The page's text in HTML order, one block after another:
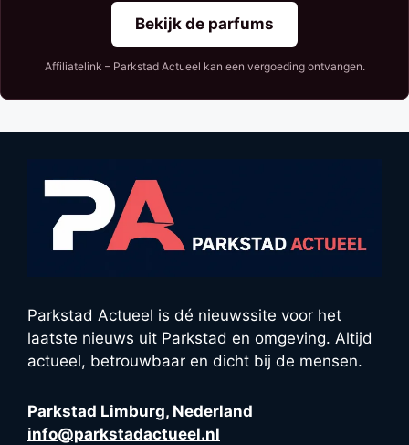
Bekijk de parfums
Affiliatelink – Parkstad Actueel kan een vergoeding ontvangen.
Parkstad Actueel is dé nieuwssite voor het
laatste nieuws uit Parkstad en omgeving. Altijd
actueel, betrouwbaar en dicht bij de mensen.
Parkstad Limburg, Nederland
info@parkstadactueel.nl